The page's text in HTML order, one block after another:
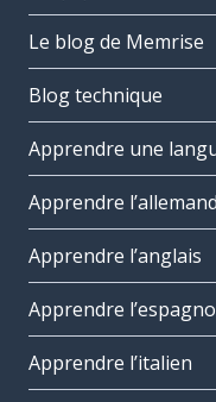
Le blog de Memrise
Blog technique
Apprendre une
Apprendre l’allemand
Apprendre l’anglais
Apprendre
Apprendre l’italien